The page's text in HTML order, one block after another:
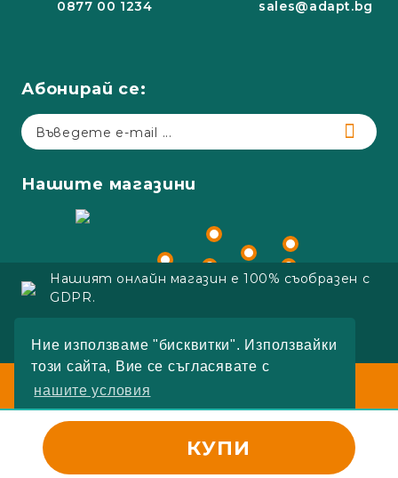
Ние използваме "бисквитки". Използвайки
този сайта, Вие се съгласявате с
нашите условия
КУПИ
0877 00 1234 sales@adapt.bg
Абонирай се:
Нашите магазини
Нашият онлайн магазин е 100% съобразен с
GDPR.
Онлайн магазин от SELITON
Работно време:
Пон.-Пет.: 09:00 - 18:00
Почивен ден